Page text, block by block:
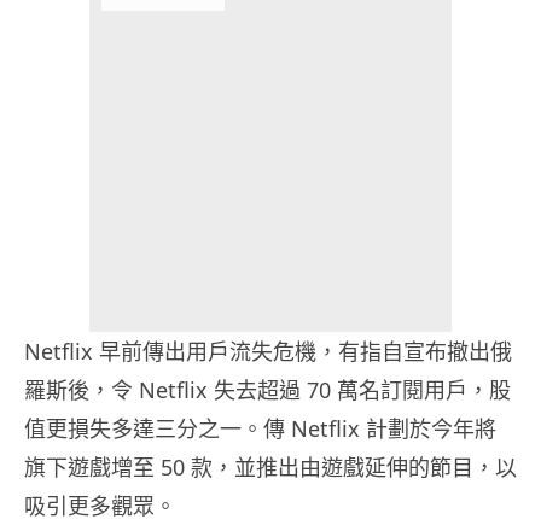
Netflix 早前傳出用戶流失危機，有指自宣布撤出俄
羅斯後，令 Netflix 失去超過 70 萬名訂閱用戶，股
值更損失多達三分之一。傳 Netflix 計劃於今年將
旗下遊戲增至 50 款，並推出由遊戲延伸的節目，以
吸引更多觀眾。